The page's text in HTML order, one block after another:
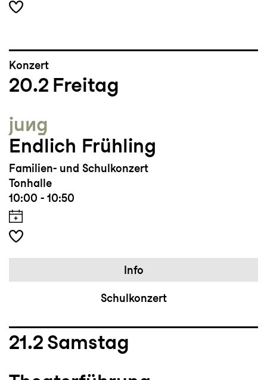
Konzert
20.2 Freitag
jung
Endlich Frühling
Familien- und Schulkonzert
Tonhalle
10:00 - 10:50
Info
Schulkonzert
21.2 Samstag